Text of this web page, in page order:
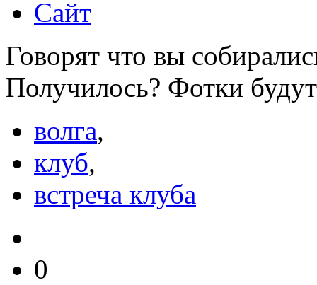
Сайт
Говорят что вы
Получилось? Фотки
волга,
клуб,
встреча клуба
0